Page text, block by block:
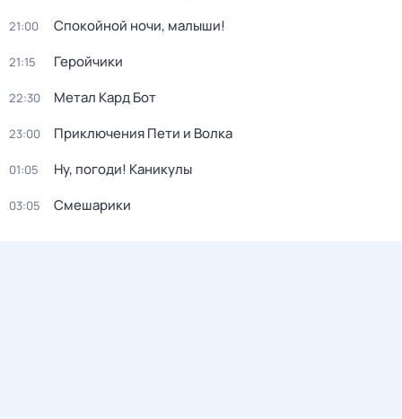
21:00 Спокойной ночи, малыши!
21:15 Геройчики
22:30 Метал Кард Бот
23:00 Приключения Пети и Волка
01:05 Ну, погоди! Каникулы
03:05 Смешарики